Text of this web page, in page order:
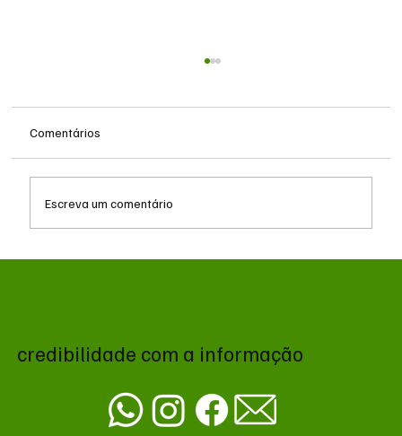
Comentários
Escreva um comentário
credibilidade com a informação